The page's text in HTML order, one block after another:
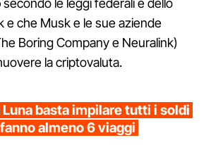
secondo le leggi federali e dello
e che Musk e le sue aziende
Boring Company e Neuralink)
la criptovaluta.
Luna basta impilare tutti i soldi
almeno 6 viaggi